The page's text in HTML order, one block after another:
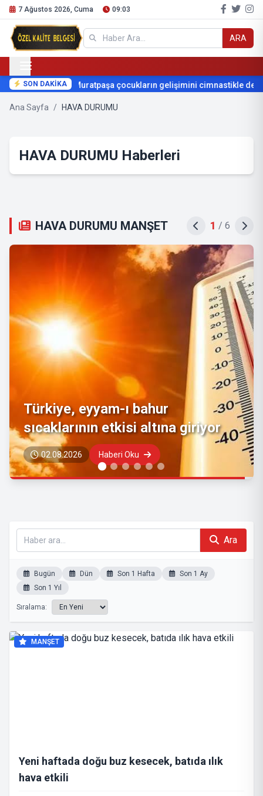
7 Ağustos 2026, Cuma 09:03
ARA
SON DAKİKAMuratpaşa çocukların gelişimini cimnastikle
Ana Sayfa / HAVA DURUMU
HAVA DURUMU Haberleri
HAVA DURUMU MANŞET 2 / 6
Tarım ve Orman Bakanı İbrahim
Yumaklı'dan "rüzgar ve fırtına"
uyarısı
29.07.2026 Haberi Oku
Ara
Bugün Dün Son 1 Hafta
Son 1 Ay
Son 1 Yıl
Sıralama:
MANŞET
Yeni haftada doğu buz kesecek, batıda ılık
hava etkili